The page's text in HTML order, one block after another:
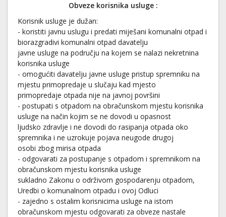
Obveze korisnika usluge :
Korisnik usluge je dužan:
- koristiti javnu uslugu i predati miješani komunalni otpad i
biorazgradivi komunalni otpad davatelju
javne usluge na području na kojem se nalazi nekretnina
korisnika usluge
- omogućiti davatelju javne usluge pristup spremniku na
mjestu primopredaje u slučaju kad mjesto
primopredaje otpada nije na javnoj površini
- postupati s otpadom na obračunskom mjestu korisnika
usluge na način kojim se ne dovodi u opasnost
ljudsko zdravlje i ne dovodi do rasipanja otpada oko
spremnika i ne uzrokuje pojava neugode drugoj
osobi zbog mirisa otpada
- odgovarati za postupanje s otpadom i spremnikom na
obračunskom mjestu korisnika usluge
sukladno Zakonu o održivom gospodarenju otpadom,
Uredbi o komunalnom otpadu i ovoj Odluci
- zajedno s ostalim korisnicima usluge na istom
obračunskom mjestu odgovarati za obveze nastale